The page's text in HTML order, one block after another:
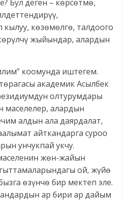
Бул деген – көрсөтмө,
көзөмөлгө, талдоого
жыйындар, алардын
коомунда иштегем.
академик Асылбек
олтурумдары
маселелер, алардын
алдын ала даярдалат,
айткандарга суроо
унчукпай укчу.
жөн-жайын
ой, жүйө
өзүнчө бир мектеп эле.
ар бири ар дайым